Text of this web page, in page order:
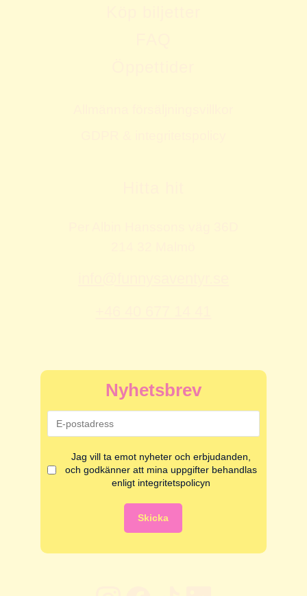
Nyhetsbrev
Jag vill ta emot nyheter och erbjudanden,
och godkänner att mina uppgifter behandlas
enligt integritetspolicyn
Skicka